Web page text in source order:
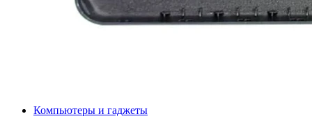
Компьютеры и гаджеты